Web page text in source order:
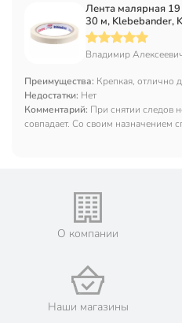
Лента малярная
30 м, Klebebander,
крепированная
Владимир
Преимущества: Крепкая, отлично
Недостатки: Нет
Комментарий: При снятии следов
совпадает. Со своим назначением
О компании
Наши магазины